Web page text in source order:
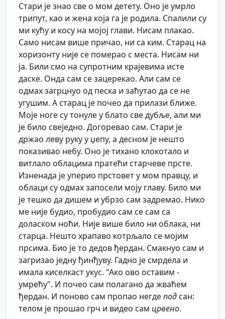
Стари је знао све о мом детету. Оно је умрло
трипут, као и жена која га је родила. Спалили су
ми кућу и косу на мојој глави. Нисам плакао.
Само нисам више причао, ни са ким. Старац на
хоризонту није се померао с места. Нисам ни
ја. Били смо на супротним крајевима исте
даске. Онда сам се зацерекао. Али сам се
одмах загрцнуо од песка и заћутао да се не
угушим. А старац је почео да прилази ближе.
Моје ноге су тонуле у блато све дубље, али ми
је било свеједно. Догоревао сам. Стари је
држао леву руку у џепу, а десном је нешто
показивао небу. Оно је тихано клокотало и
витлало облацима пратећи старчеве прсте.
Изненада је уперио прстовет у мом правцу, и
облаци су одмах запосели моју главу. Било ми
је тешко да дишем и убрзо сам задремао. Нико
ме није будио, пробудио сам се сам са
доласком ноћи. Није више било ни облака, ни
старца. Нешто храпаво котрљало се мојим
прсима. Био је то дедов ђердан. Смакнуо сам и
загризао једну ђинђуву. Гадно је смрдела и
имала киселкаст укус. "Ако ово оставим -
умрећу". И почео сам полагано да жваћем
ђердан. И поново сам пропао негдепод сан:
телом је прошао грч и видео сам црвено.